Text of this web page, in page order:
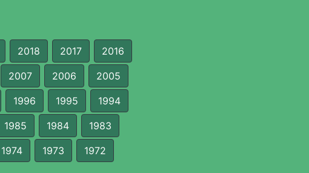
2018 2017 2016
2007 2006 2005
1996 1995 1994
1985 1984 1983
1974 1973 1972